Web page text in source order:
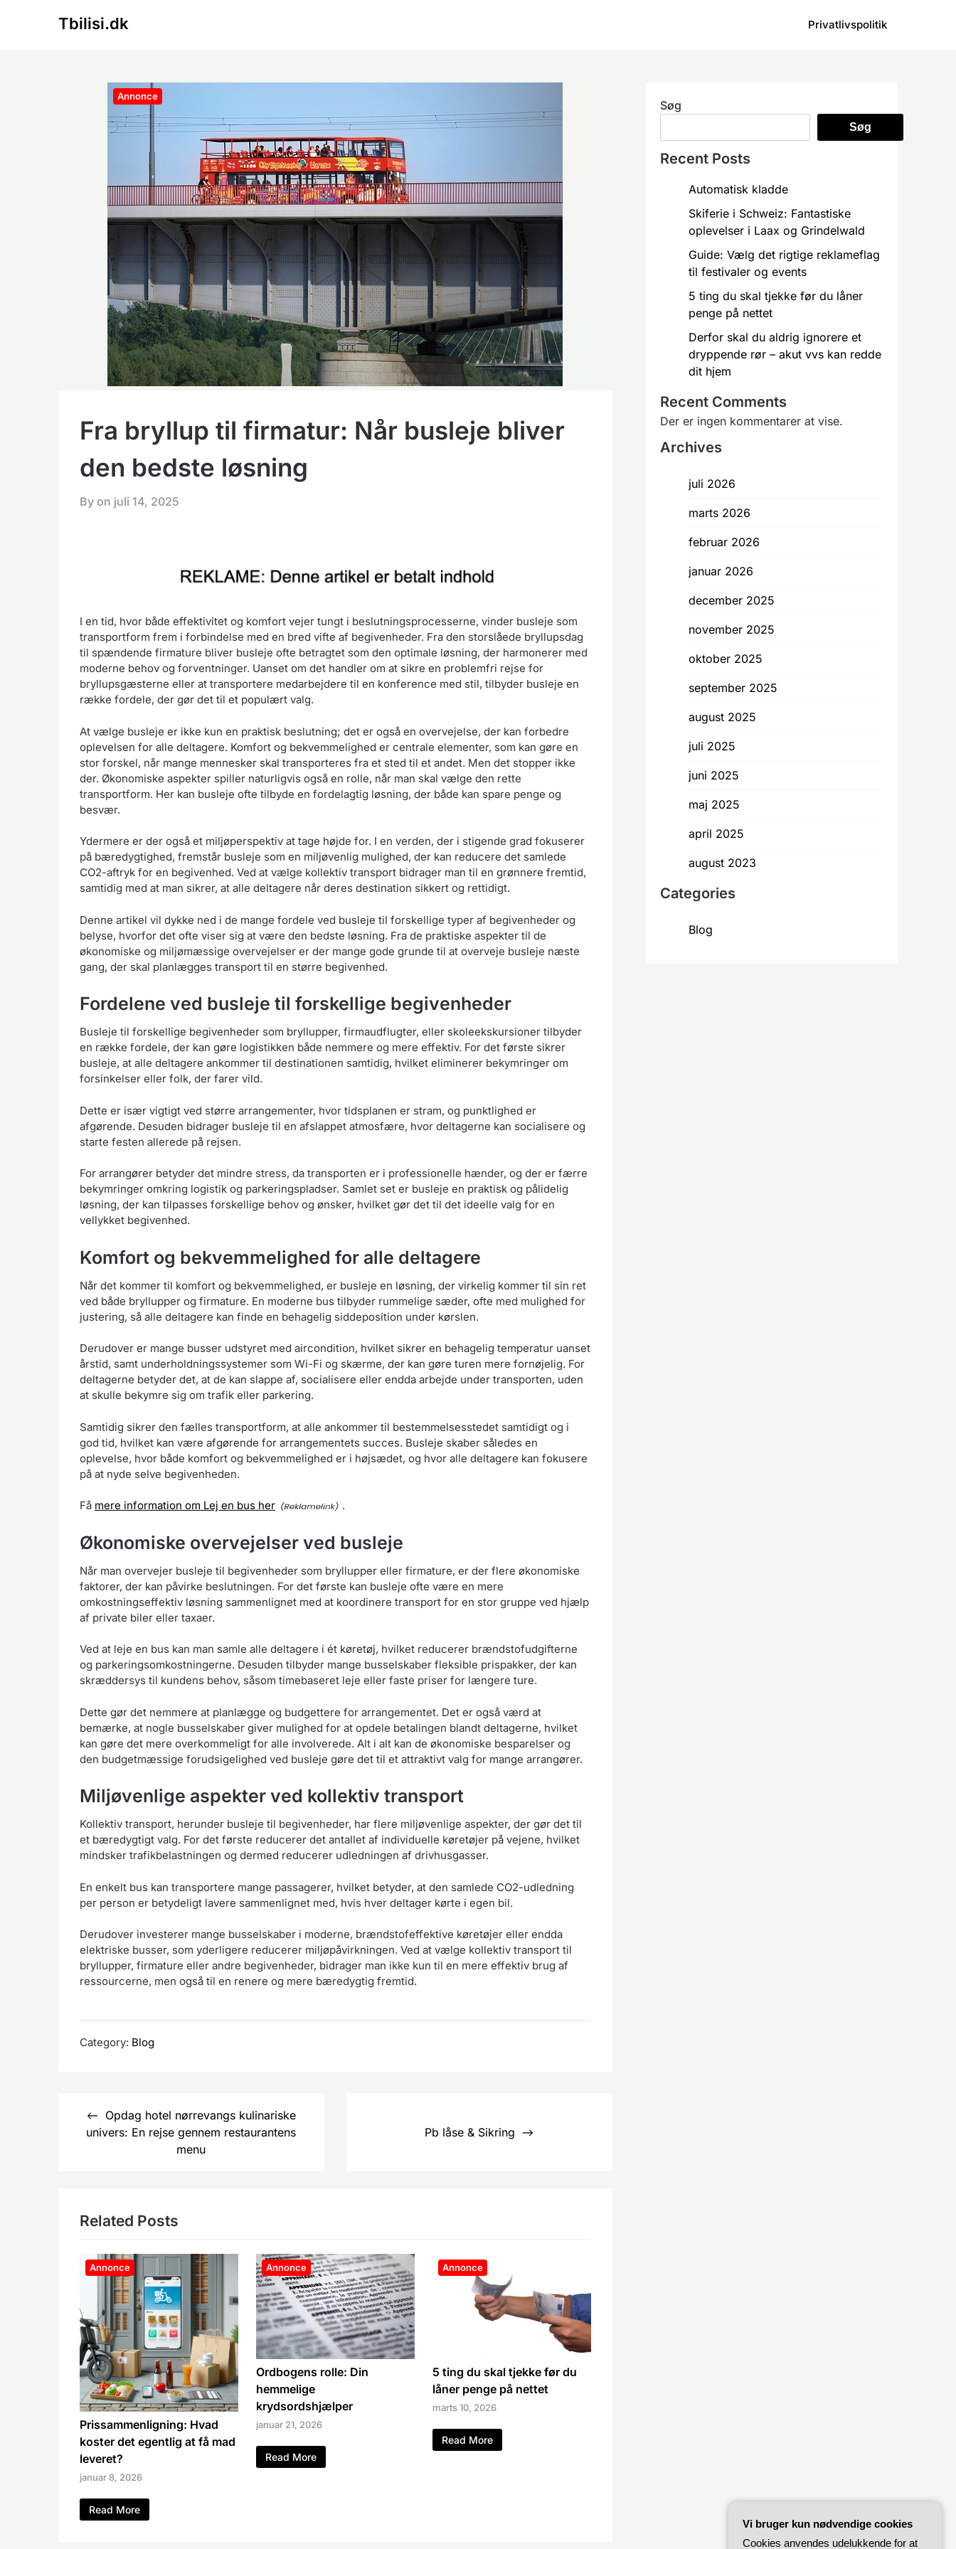
Tbilisi.dk Privatlivspolitik
Annonce
Fra bryllup til firmatur: Når busleje bliver
den bedste løsning
By on juli 14, 2025
I en tid, hvor både effektivitet og komfort vejer tungt i beslutningsprocesserne, vinder busleje som
transportform frem i forbindelse med en bred vifte af begivenheder. Fra den storslåede bryllupsdag
til spændende firmature bliver busleje ofte betragtet som den optimale løsning, der harmonerer med
moderne behov og forventninger. Uanset om det handler om at sikre en problemfri rejse for
bryllupsgæsterne eller at transportere medarbejdere til en konference med stil, tilbyder busleje en
række fordele, der gør det til et populært valg.
At vælge busleje er ikke kun en praktisk beslutning; det er også en overvejelse, der kan forbedre
oplevelsen for alle deltagere. Komfort og bekvemmelighed er centrale elementer, som kan gøre en
stor forskel, når mange mennesker skal transporteres fra et sted til et andet. Men det stopper ikke
der. Økonomiske aspekter spiller naturligvis også en rolle, når man skal vælge den rette
transportform. Her kan busleje ofte tilbyde en fordelagtig løsning, der både kan spare penge og
besvær.
Ydermere er der også et miljøperspektiv at tage højde for. I en verden, der i stigende grad fokuserer
på bæredygtighed, fremstår busleje som en miljøvenlig mulighed, der kan reducere det samlede
CO2-aftryk for en begivenhed. Ved at vælge kollektiv transport bidrager man til en grønnere fremtid,
samtidig med at man sikrer, at alle deltagere når deres destination sikkert og rettidigt.
Denne artikel vil dykke ned i de mange fordele ved busleje til forskellige typer af begivenheder og
belyse, hvorfor det ofte viser sig at være den bedste løsning. Fra de praktiske aspekter til de
økonomiske og miljømæssige overvejelser er der mange gode grunde til at overveje busleje næste
gang, der skal planlægges transport til en større begivenhed.
Fordelene ved busleje til forskellige begivenheder
Busleje til forskellige begivenheder som bryllupper, firmaudflugter, eller skoleekskursioner tilbyder
en række fordele, der kan gøre logistikken både nemmere og mere effektiv. For det første sikrer
busleje, at alle deltagere ankommer til destinationen samtidig, hvilket eliminerer bekymringer om
forsinkelser eller folk, der farer vild.
Dette er især vigtigt ved større arrangementer, hvor tidsplanen er stram, og punktlighed er
afgørende. Desuden bidrager busleje til en afslappet atmosfære, hvor deltagerne kan socialisere og
starte festen allerede på rejsen.
For arrangører betyder det mindre stress, da transporten er i professionelle hænder, og der er færre
bekymringer omkring logistik og parkeringspladser. Samlet set er busleje en praktisk og pålidelig
løsning, der kan tilpasses forskellige behov og ønsker, hvilket gør det til det ideelle valg for en
vellykket begivenhed.
Komfort og bekvemmelighed for alle deltagere
Når det kommer til komfort og bekvemmelighed, er busleje en løsning, der virkelig kommer til sin ret
ved både bryllupper og firmature. En moderne bus tilbyder rummelige sæder, ofte med mulighed for
justering, så alle deltagere kan finde en behagelig siddeposition under kørslen.
Derudover er mange busser udstyret med aircondition, hvilket sikrer en behagelig temperatur uanset
årstid, samt underholdningssystemer som Wi-Fi og skærme, der kan gøre turen mere fornøjelig. For
deltagerne betyder det, at de kan slappe af, socialisere eller endda arbejde under transporten, uden
at skulle bekymre sig om trafik eller parkering.
Samtidig sikrer den fælles transportform, at alle ankommer til bestemmelsesstedet samtidigt og i
god tid, hvilket kan være afgørende for arrangementets succes. Busleje skaber således en
oplevelse, hvor både komfort og bekvemmelighed er i højsædet, og hvor alle deltagere kan fokusere
på at nyde selve begivenheden.
Få mere information om Lej en bus her .
Økonomiske overvejelser ved busleje
Når man overvejer busleje til begivenheder som bryllupper eller firmature, er der flere økonomiske
faktorer, der kan påvirke beslutningen. For det første kan busleje ofte være en mere
omkostningseffektiv løsning sammenlignet med at koordinere transport for en stor gruppe ved hjælp
af private biler eller taxaer.
Ved at leje en bus kan man samle alle deltagere i ét køretøj, hvilket reducerer brændstofudgifterne
og parkeringsomkostningerne. Desuden tilbyder mange busselskaber fleksible prispakker, der kan
skræddersys til kundens behov, såsom timebaseret leje eller faste priser for længere ture.
Dette gør det nemmere at planlægge og budgettere for arrangementet. Det er også værd at
bemærke, at nogle busselskaber giver mulighed for at opdele betalingen blandt deltagerne, hvilket
kan gøre det mere overkommeligt for alle involverede. Alt i alt kan de økonomiske besparelser og
den budgetmæssige forudsigelighed ved busleje gøre det til et attraktivt valg for mange arrangører.
Miljøvenlige aspekter ved kollektiv transport
Kollektiv transport, herunder busleje til begivenheder, har flere miljøvenlige aspekter, der gør det til
et bæredygtigt valg. For det første reducerer det antallet af individuelle køretøjer på vejene, hvilket
mindsker trafikbelastningen og dermed reducerer udledningen af drivhusgasser.
En enkelt bus kan transportere mange passagerer, hvilket betyder, at den samlede CO2-udledning
per person er betydeligt lavere sammenlignet med, hvis hver deltager kørte i egen bil.
Derudover investerer mange busselskaber i moderne, brændstofeffektive køretøjer eller endda
elektriske busser, som yderligere reducerer miljøpåvirkningen. Ved at vælge kollektiv transport til
bryllupper, firmature eller andre begivenheder, bidrager man ikke kun til en mere effektiv brug af
ressourcerne, men også til en renere og mere bæredygtig fremtid.
Category: Blog
Opdag hotel nørrevangs kulinariske
univers: En rejse gennem restaurantens
menu
Pb låse & Sikring
Related Posts
Annonce
Prissammenligning: Hvad
koster det egentlig at få mad
leveret?
januar 8, 2026
Read More
Annonce
Ordbogens rolle: Din
hemmelige
krydsordshjælper
januar 21, 2026
Read More
Annonce
5 ting du skal tjekke før du
låner penge på nettet
marts 10, 2026
Read More
Søg
Søg
Recent Posts
Automatisk kladde
Skiferie i Schweiz: Fantastiske
oplevelser i Laax og Grindelwald
Guide: Vælg det rigtige reklameflag
til festivaler og events
5 ting du skal tjekke før du låner
penge på nettet
Derfor skal du aldrig ignorere et
dryppende rør – akut vvs kan redde
dit hjem
Recent Comments
Der er ingen kommentarer at vise.
Archives
juli 2026
marts 2026
februar 2026
januar 2026
december 2025
november 2025
oktober 2025
september 2025
august 2025
juli 2025
juni 2025
maj 2025
april 2025
august 2023
Categories
Blog
Vi bruger kun nødvendige cookies
Cookies anvendes udelukkende for at